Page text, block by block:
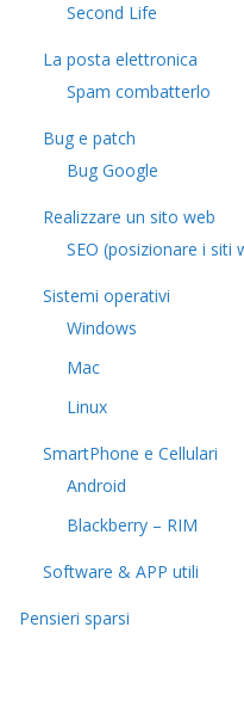
​Second Life
La posta elettronica
Spam combatterlo
Bug e patch
Bug Google
Realizzare un sito web
SEO (posizionare i siti
Sistemi operativi
Windows
Mac
Linux
SmartPhone e Cellulari
Android
Blackberry – RIM
Software & APP utili
Pensieri sparsi